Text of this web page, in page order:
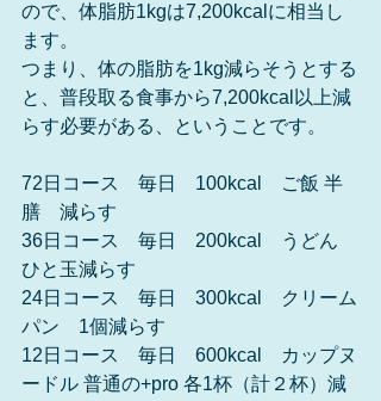
ので、体脂肪1kgは7,200kcalに相当し
ます。
つまり、体の脂肪を1kg減らそうとする
と、普段取る食事から7,200kcal以上減
らす必要がある、ということです。
72日コース　毎日　100kcal　ご飯 半
膳　減らす
36日コース　毎日　200kcal　うどん
ひと玉減らす
24日コース　毎日　300kcal　クリーム
パン　1個減らす
12日コース　毎日　600kcal　カップヌ
ードル 普通の+pro 各1杯（計２杯）減